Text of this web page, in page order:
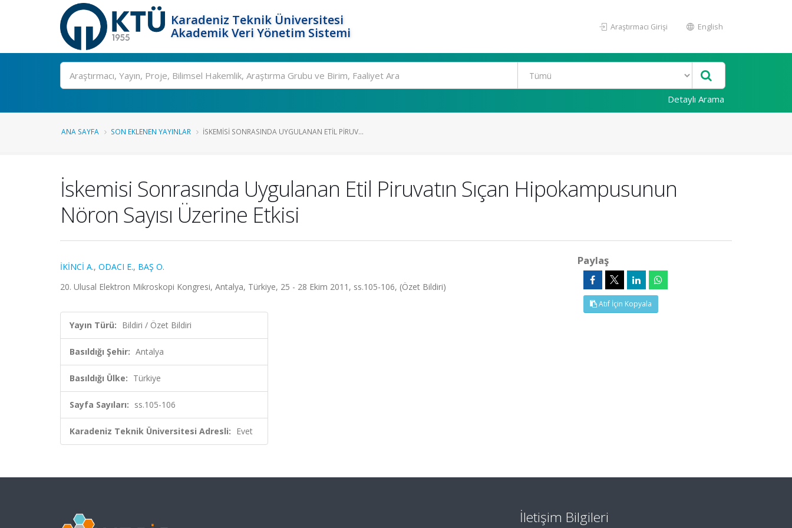
Karadeniz Teknik Üniversitesi
Akademik Veri Yönetim Sistemi
Araştırmacı Girişi English
Ara
Detaylı Arama
ANA SAYFA SON EKLENEN YAYINLAR İSKEMISI SONRASINDA UYGULANAN ETIL PIRUV...
İskemisi Sonrasında Uygulanan Etil Piruvatın Sıçan Hipokampusunun
Nöron Sayısı Üzerine Etkisi
İKİNCİ A., ODACI E., BAŞ O.
20. Ulusal Elektron Mikroskopi Kongresi, Antalya, Türkiye, 25 - 28 Ekim 2011, ss.105-106, (Özet Bildiri)
Yayın Türü: Bildiri / Özet Bildiri
Basıldığı Şehir: Antalya
Basıldığı Ülke: Türkiye
Sayfa Sayıları: ss.105-106
Karadeniz Teknik Üniversitesi Adresli: Evet
Paylaş
Atıf İçin Kopyala
İletişim Bilgileri